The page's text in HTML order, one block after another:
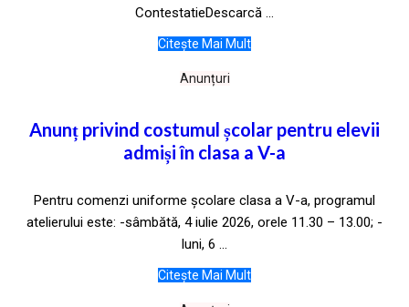
ContestatieDescarcă ...
Citește Mai Mult
Anunțuri
Anunț privind costumul școlar pentru elevii
admiși în clasa a V-a
Pentru comenzi uniforme școlare clasa a V-a, programul
atelierului este: -sâmbătă, 4 iulie 2026, orele 11.30 – 13.00; -
luni, 6 ...
Citește Mai Mult